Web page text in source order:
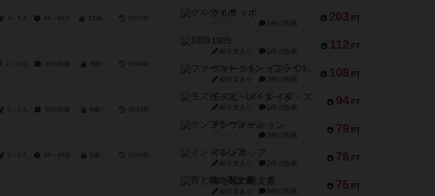
3～5人 45～60分 12歳～ 2017年
2～10人 30分前後 8歳～ 1994年
2～6人 30分前後 8歳～ 2013年
2～5人 30～45分 8歳～ 2000年
203 PT
クルティボ
1件の投稿
112 PT
1809
紹介文あり 1件の投稿
108 PT
ファースト・イン・フライト
紹介文あり 3件の投稿
94 PT
モズビ－ズ・レイダ－ズ
紹介文あり 1件の投稿
79 PT
テンプテーション
2件の投稿
78 PT
インドネシア
紹介文あり 2件の投稿
75 PT
宵と暁の呪文書
紹介文あり 8件の投稿